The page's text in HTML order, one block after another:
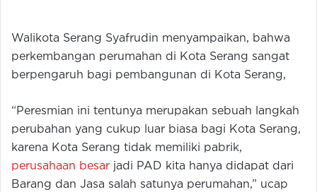
Walikota Serang Syafrudin menyampaikan, bahwa
perkembangan perumahan di Kota Serang sangat
berpengaruh bagi pembangunan di Kota Serang,
“Peresmian ini tentunya merupakan sebuah langkah
perubahan yang cukup luar biasa bagi Kota Serang,
karena Kota Serang tidak memiliki pabrik,
perusahaan besar jadi PAD kita hanya didapat dari
Barang dan Jasa salah satunya perumahan,” ucap